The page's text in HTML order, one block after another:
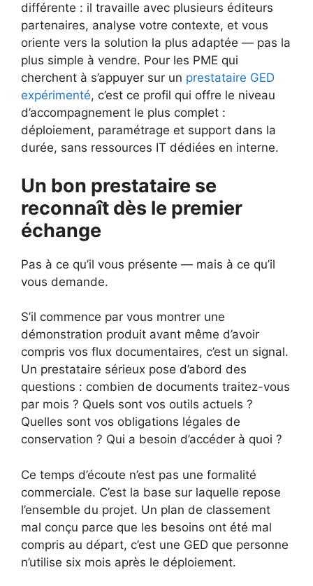
différente : il travaille avec plusieurs éditeurs
partenaires, analyse votre contexte, et vous
oriente vers la solution la plus adaptée — pas la
plus simple à vendre. Pour les PME qui
cherchent à s’appuyer sur un prestataire GED
expérimenté, c’est ce profil qui offre le niveau
d’accompagnement le plus complet :
déploiement, paramétrage et support dans la
durée, sans ressources IT dédiées en interne.
Un bon prestataire se
reconnaît dès le premier
échange
Pas à ce qu’il vous présente — mais à ce qu’il
vous demande.
S’il commence par vous montrer une
démonstration produit avant même d’avoir
compris vos flux documentaires, c’est un signal.
Un prestataire sérieux pose d’abord des
questions : combien de documents traitez-vous
par mois ? Quels sont vos outils actuels ?
Quelles sont vos obligations légales de
conservation ? Qui a besoin d’accéder à quoi ?
Ce temps d’écoute n’est pas une formalité
commerciale. C’est la base sur laquelle repose
l’ensemble du projet. Un plan de classement
mal conçu parce que les besoins ont été mal
compris au départ, c’est une GED que personne
n’utilise six mois après le déploiement.